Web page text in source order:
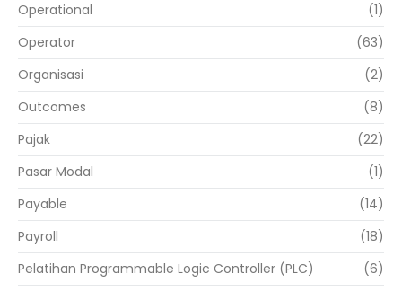
Operational
(1)
Operator
(63)
Organisasi
(2)
Outcomes
(8)
Pajak
(22)
Pasar Modal
(1)
Payable
(14)
Payroll
(18)
Pelatihan Programmable Logic Controller (PLC)
(6)